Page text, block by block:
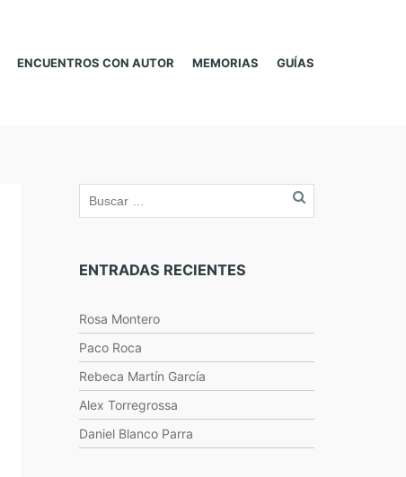
ENCUENTROS CON AUTOR MEMORIAS GUÍAS
ENTRADAS RECIENTES
Rosa Montero
Paco Roca
Rebeca Martín García
Alex Torregrossa
Daniel Blanco Parra